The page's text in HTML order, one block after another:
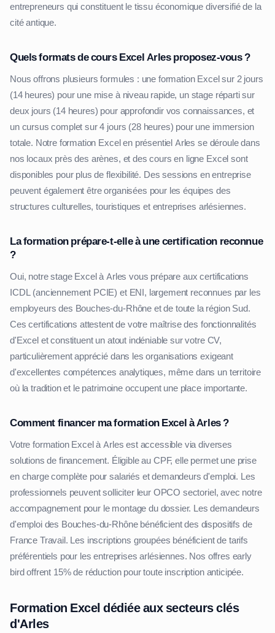
entrepreneurs qui constituent le tissu économique diversifié de la
cité antique.
Quels formats de cours Excel Arles proposez-vous ?
Nous offrons plusieurs formules : une formation Excel sur 2 jours
(14 heures) pour une mise à niveau rapide, un stage réparti sur
deux jours (14 heures) pour approfondir vos connaissances, et
un cursus complet sur 4 jours (28 heures) pour une immersion
totale. Notre formation Excel en présentiel Arles se déroule dans
nos locaux près des arènes, et des cours en ligne Excel sont
disponibles pour plus de flexibilité. Des sessions en entreprise
peuvent également être organisées pour les équipes des
structures culturelles, touristiques et entreprises arlésiennes.
La formation prépare-t-elle à une certification reconnue
?
Oui, notre stage Excel à Arles vous prépare aux certifications
ICDL (anciennement PCIE) et ENI, largement reconnues par les
employeurs des Bouches-du-Rhône et de toute la région Sud.
Ces certifications attestent de votre maîtrise des fonctionnalités
d'Excel et constituent un atout indéniable sur votre CV,
particulièrement apprécié dans les organisations exigeant
d'excellentes compétences analytiques, même dans un territoire
où la tradition et le patrimoine occupent une place importante.
Comment financer ma formation Excel à Arles ?
Votre formation Excel à Arles est accessible via diverses
solutions de financement. Éligible au CPF, elle permet une prise
en charge complète pour salariés et demandeurs d'emploi. Les
professionnels peuvent solliciter leur OPCO sectoriel, avec notre
accompagnement pour le montage du dossier. Les demandeurs
d'emploi des Bouches-du-Rhône bénéficient des dispositifs de
France Travail. Les inscriptions groupées bénéficient de tarifs
préférentiels pour les entreprises arlésiennes. Nos offres early
bird offrent 15% de réduction pour toute inscription anticipée.
Formation Excel dédiée aux secteurs clés
d'Arles